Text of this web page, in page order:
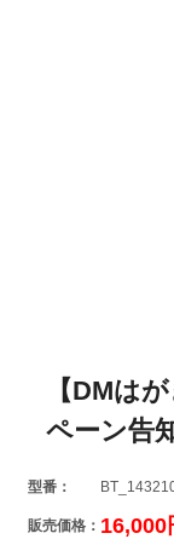
【DMは
ペーン告
型番：
販売価格： 16,000